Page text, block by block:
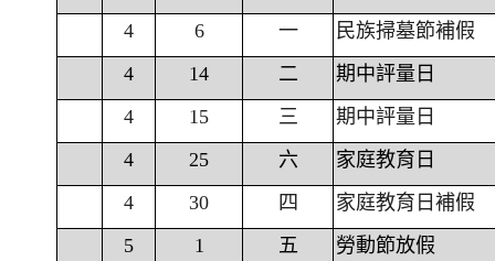
4
6 一
民族掃墓節補假
4
14 二
期中評量日
4
15 三
期中評量日
4
25 六
家庭教育日
4
30 四
家庭教育日補假
5
1 五
勞動節放假